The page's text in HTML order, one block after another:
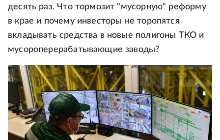
десять раз. Что тормозит "мусорную" реформу
в крае и почему инвесторы не торопятся
вкладывать средства в новые полигоны ТКО и
мусороперерабатывающие заводы?